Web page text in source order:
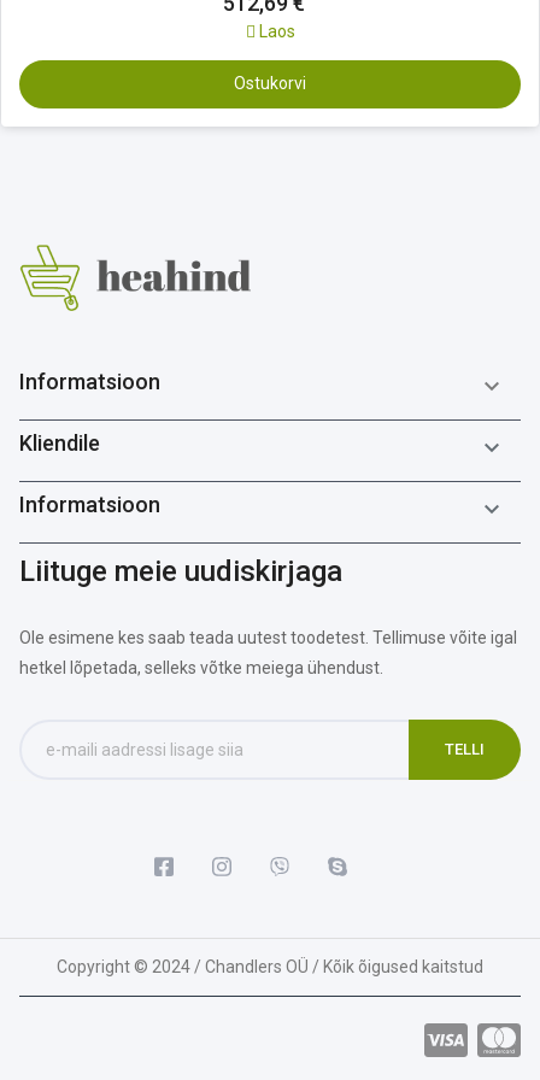
Laos
Ostukorvi
Informatsioon 
Kliendile 
Informatsioon 
Liituge meie uudiskirjaga
Ole esimene kes saab teada uutest toodetest. Tellimuse võite igal
hetkel lõpetada, selleks võtke meiega ühendust.
Copyright © 2024 / Chandlers OÜ / Kõik õigused kaitstud